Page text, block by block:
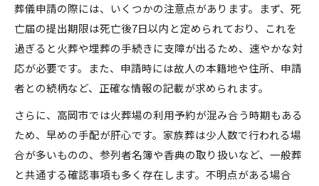
葬儀申請の際には、いくつかの注意点があります。まず、死
亡届の提出期限は死亡後7日以内と定められており、これを
過ぎると火葬や埋葬の手続きに支障が出るため、速やかな対
応が必要です。また、申請時には故人の本籍地や住所、申請
者との続柄など、正確な情報の記載が求められます。
さらに、高岡市では火葬場の利用予約が混み合う時期もある
ため、早めの手配が肝心です。家族葬は少人数で行われる場
合が多いものの、参列者名簿や香典の取り扱いなど、一般葬
と共通する確認事項も多く存在します。不明点がある場合